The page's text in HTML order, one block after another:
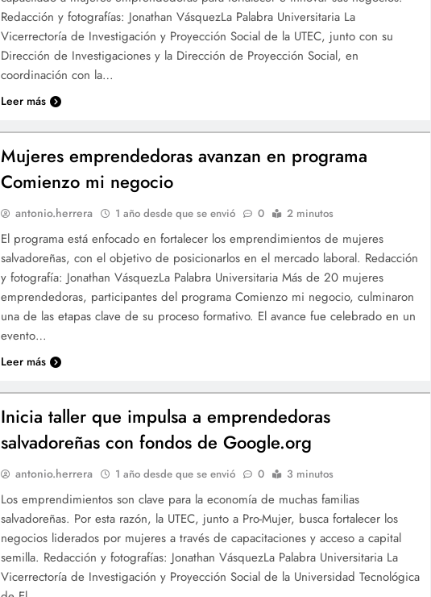
Redacción y fotografías: Jonathan VásquezLa Palabra Universitaria La
Vicerrectoría de Investigación y Proyección Social de la UTEC, junto con su
Dirección de Investigaciones y la Dirección de Proyección Social, en
coordinación con la…
Leer más
Mujeres emprendedoras avanzan en programa
Comienzo mi negocio
antonio.herrera 1 año desde que se envió 0 2 minutos
El programa está enfocado en fortalecer los emprendimientos de mujeres
salvadoreñas, con el objetivo de posicionarlos en el mercado laboral. Redacción
y fotografía: Jonathan VásquezLa Palabra Universitaria Más de 20 mujeres
emprendedoras, participantes del programa Comienzo mi negocio, culminaron
una de las etapas clave de su proceso formativo. El avance fue celebrado en un
evento…
Leer más
Inicia taller que impulsa a emprendedoras
salvadoreñas con fondos de Google.org
antonio.herrera 1 año desde que se envió 0 3 minutos
Los emprendimientos son clave para la economía de muchas familias
salvadoreñas. Por esta razón, la UTEC, junto a Pro-Mujer, busca fortalecer los
negocios liderados por mujeres a través de capacitaciones y acceso a capital
semilla. Redacción y fotografías: Jonathan VásquezLa Palabra Universitaria La
Vicerrectoría de Investigación y Proyección Social de la Universidad Tecnológica